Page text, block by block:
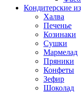
Кондитерские
Халва
Печенье
Козинаки
Сушки
Мармелад
Пряники
Конфеты
Зефир
Шоколад